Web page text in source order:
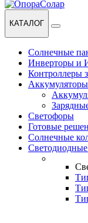
КАТАЛОГ
Солнечные
Инверторы и
Контроллеры
Светофоры
Готовые
Солнечные